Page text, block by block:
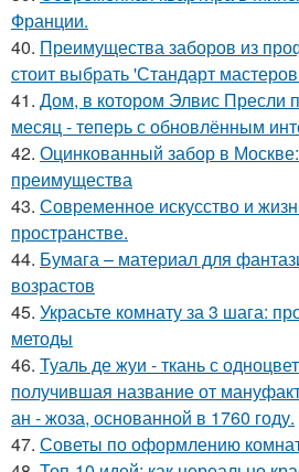
Франции.
40. Преимущества заборов из
стоит выбрать 'Стандарт
41. Дом, в котором Элвис Пресли
месяц - теперь с обновлённым
42. Оцинкованный забор в
преимущества
43. Современное искусство и
пространстве.
44. Бумага – материал для
возрастов
45. Украсьте комнату за 3 шага:
методы
46. Туаль де жуи - ткань с
получившая название от
ан - жоза, основанной в 1760 году.
47. Советы по оформлению